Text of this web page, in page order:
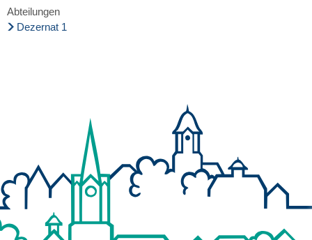
Abteilungen
Dezernat 1